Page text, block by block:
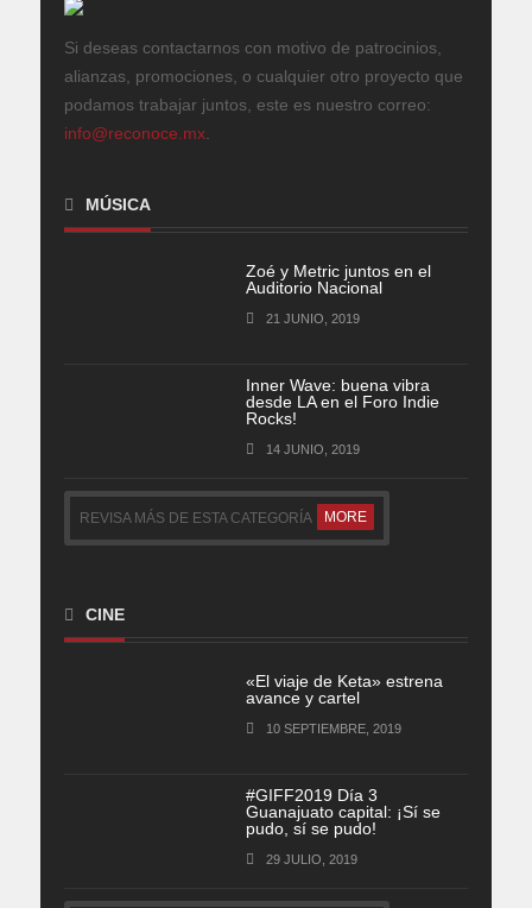
Si deseas contactarnos con motivo de patrocinios,
alianzas, promociones, o cualquier otro proyecto que
podamos trabajar juntos, este es nuestro correo:
info@reconoce.mx.
MÚSICA
Zoé y Metric juntos en el
Auditorio Nacional
21 JUNIO, 2019
Inner Wave: buena vibra
desde LA en el Foro Indie
Rocks!
14 JUNIO, 2019
REVISA MÁS DE ESTA CATEGORÍA MORE
CINE
«El viaje de Keta» estrena
avance y cartel
10 SEPTIEMBRE, 2019
#GIFF2019 Día 3
Guanajuato capital: ¡Sí se
pudo, sí se pudo!
29 JULIO, 2019